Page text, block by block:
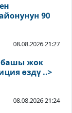
90
08.08.2026 21:27
башы жок
өздү ..>
08.08.2026 21:24